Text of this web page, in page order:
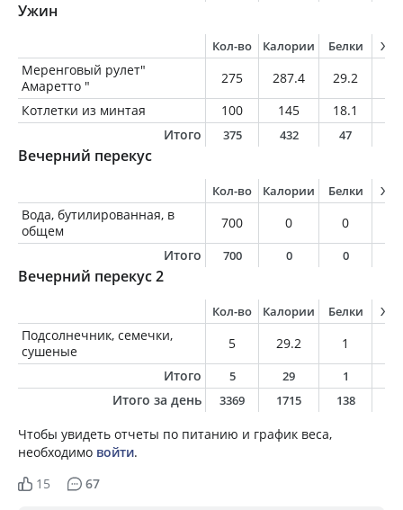
Ужин
Кол-во Калории Белки
Меренговый рулет"
Амаретто "
275 287.4 29.2
Котлетки из минтая
100 145 18.1
Итого
375 432 47
Вечерний перекус
Кол-во Калории Белки
Вода, бутилированная, в
общем
700 0 0
Итого
700 0 0
Вечерний перекус 2
Кол-во Калории Белки
Подсолнечник, семечки,
сушеные
5 29.2 1
Итого
5 29 1
Итого за день 3369 1715 138
Чтобы увидеть отчеты по питанию и график веса,
необходимо войти.
15
67